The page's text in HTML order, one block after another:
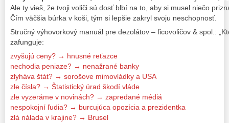
Ale ty vieš, že tvoji voliči sú dosť blbí na to, aby si musel niečo
Čím väčšia búrka v koši, tým si lepšie zakryl svoju neschopnosť.
Stručný výhovorkový manuál pre dezolátov – ficovoličov & spol.:
zafunguje:
zvyšujú ceny? → hnusné reťazce
nechodia peniaze? → nenažrané banky
zlyháva štát? → sorošove mimovládky a USA
zle čísla? → Štatistický úrad škodí vláde
zle vyzeráme v novinách? → zapredané médiá
nespokojní ľudia? → burcujúca opozícia a prezidentka
zlá nálada v krajine? → Brusel